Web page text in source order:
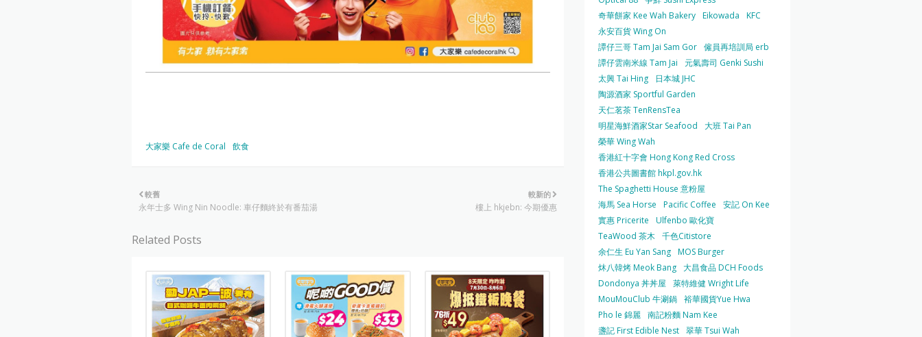
大家樂 Cafe de Coral 飲食
較新的
樓上 hkjebn: 今期優惠
較舊
永年士多 Wing Nin Noodle: 車仔麵終於有番茄湯
Related Posts
奇華餅家 Kee Wah Bakery Eikowada
KFC
永安百貨 Wing On
譚仔三哥 Tam Jai Sam Gor 僱員再培訓局 erb
譚仔雲南米線 Tam Jai
元氣壽司 Genki Sushi
太興 Tai Hing
日本城 JHC
陶源酒家 Sportful Garden
天仁茗茶 TenRensTea
明星海鮮酒家Star Seafood
大班 Tai Pan
榮華 Wing Wah
香港紅十字會 Hong Kong Red Cross
香港公共圖書館 hkpl.gov.hk
The Spaghetti House 意粉屋
海馬 Sea Horse
Pacific Coffee
安記 On Kee
實惠 Pricerite
Ulfenbo 歐化寶
TeaWood 茶木 千色Citistore
余仁生 Eu Yan Sang MOS Burger
炑八韓烤 Meok Bang 大昌食品 DCH Foods
Dondonya 丼丼屋
萊特維健 Wright Life
MouMouClub 牛涮鍋 裕華國貨Yue Hwa
Pho le 錦麗 南記粉麵 Nam Kee
盞記 First Edible Nest 翠華 Tsui Wah